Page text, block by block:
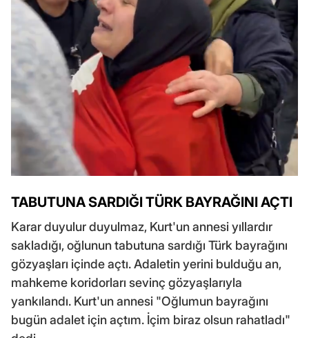
TABUTUNA SARDIĞI TÜRK BAYRAĞINI AÇTI
Karar duyulur duyulmaz, Kurt'un annesi yıllardır
sakladığı, oğlunun tabutuna sardığı Türk bayrağını
gözyaşları içinde açtı. Adaletin yerini bulduğu an,
mahkeme koridorları sevinç gözyaşlarıyla
yankılandı. Kurt'un annesi "Oğlumun bayrağını
bugün adalet için açtım. İçim biraz olsun rahatladı"